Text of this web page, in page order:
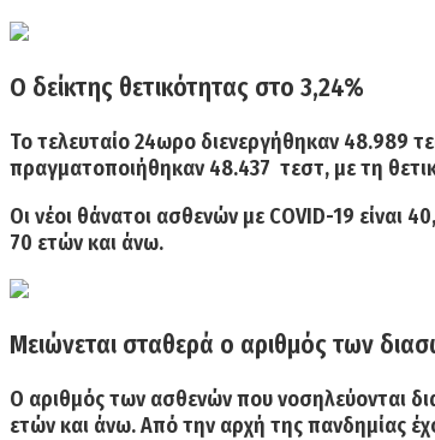
Ο δείκτης θετικότητας στο 3,24%
Το τελευταίο 24ωρο διενεργήθηκαν 48.989
πραγματοποιήθηκαν 48.437 τεστ, με τη
Οι νέοι θάνατοι ασθενών με COVID-19 είναι
70 ετών και άνω.
Μειώνεται σταθερά ο αριθμός των
Ο αριθμός των ασθενών που νοσηλεύονται
ετών και άνω. Από την αρχή της πανδημίας